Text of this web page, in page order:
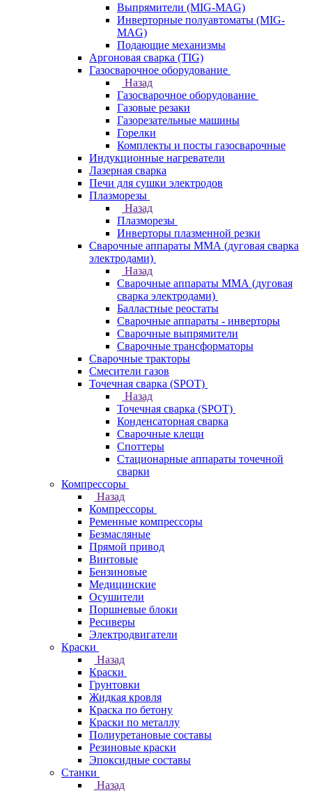
Выпрямители (MIG-MAG)
Инверторные полуавтоматы (MIG-
MAG)
Подающие механизмы
Аргоновая сварка (TIG)
Газосварочное оборудование
Назад
Газосварочное оборудование
Газовые резаки
Газорезательные машины
Горелки
Комплекты и посты газосварочные
Индукционные нагреватели
Лазерная сварка
Печи для сушки электродов
Плазморезы
Назад
Плазморезы
Инверторы плазменной резки
Сварочные аппараты ММА (дуговая сварка
электродами)
Назад
Сварочные аппараты ММА (дуговая
сварка электродами)
Балластные реостаты
Сварочные аппараты - инверторы
Сварочные выпрямители
Сварочные трансформаторы
Сварочные тракторы
Смесители газов
Точечная сварка (SPOT)
Назад
Точечная сварка (SPOT)
Конденсаторная сварка
Сварочные клещи
Споттеры
Стационарные аппараты точечной
сварки
Компрессоры
Назад
Компрессоры
Ременные компрессоры
Безмасляные
Прямой привод
Винтовые
Бензиновые
Медицинские
Осушители
Поршневые блоки
Ресиверы
Электродвигатели
Краски
Назад
Краски
Грунтовки
Жидкая кровля
Краска по бетону
Краски по металлу
Полиуретановые составы
Резиновые краски
Эпоксидные составы
Станки
Назад